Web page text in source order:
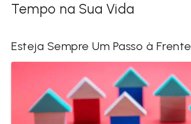
Tempo na Sua Vida
Esteja Sempre Um Passo à Frente